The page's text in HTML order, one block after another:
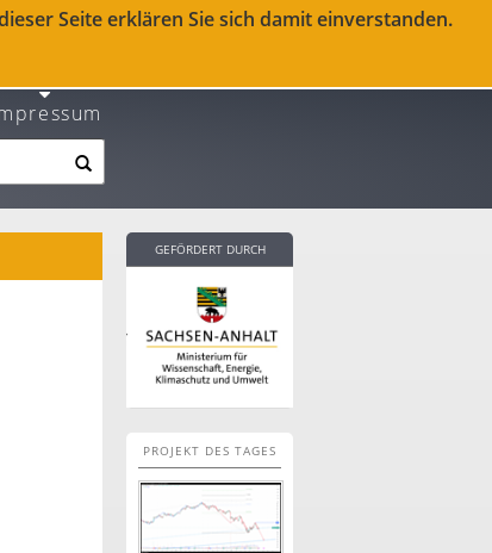
Seite erklären Sie sich damit einverstanden.
GEFÖRDERT DURCH
PROJEKT DES TAGES